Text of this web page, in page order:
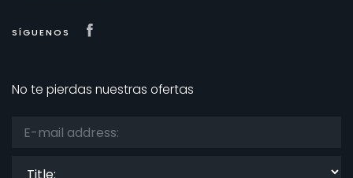
SÍGUENOS
No te pierdas nuestras ofertas